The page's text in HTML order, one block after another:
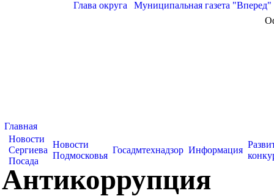
Глава округа Муниципальная газета "Вперед"
Главная
Новости
Сергиева
Посада
Новости
Подмосковья
Госадмтехнадзор Информация
Антикоррупция